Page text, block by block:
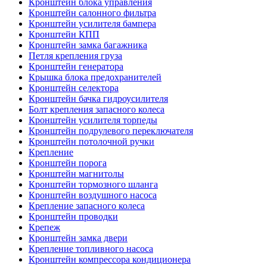
Кронштейн салонного фильтра
Кронштейн усилителя бампера
Кронштейн КПП
Кронштейн замка багажника
Петля крепления груза
Кронштейн генератора
Крышка блока предохранителей
Кронштейн селектора
Кронштейн бачка гидроусилителя
Болт крепления запасного колеса
Кронштейн усилителя торпеды
Кронштейн подрулевого переключателя
Кронштейн потолочной ручки
Крепление
Кронштейн порога
Кронштейн магнитолы
Кронштейн тормозного шланга
Кронштейн воздушного насоса
Крепление запасного колеса
Кронштейн проводки
Крепеж
Кронштейн замка двери
Крепление топливного насоса
Кронштейн компрессора кондиционера